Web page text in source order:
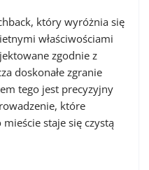
który wyróżnia się
właściwościami
zgodnie z
doskonałe zgranie
tego jest precyzyjny
które
staje się czystą